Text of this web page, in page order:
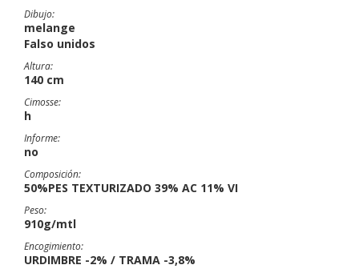
Dibujo:
melange
Falso unidos
Altura:
140 cm
Cimosse:
h
Informe:
no
Composición:
50%PES TEXTURIZADO 39% AC 11% VI
Peso:
910g/mtl
Encogimiento:
URDIMBRE -2% / TRAMA -3,8%